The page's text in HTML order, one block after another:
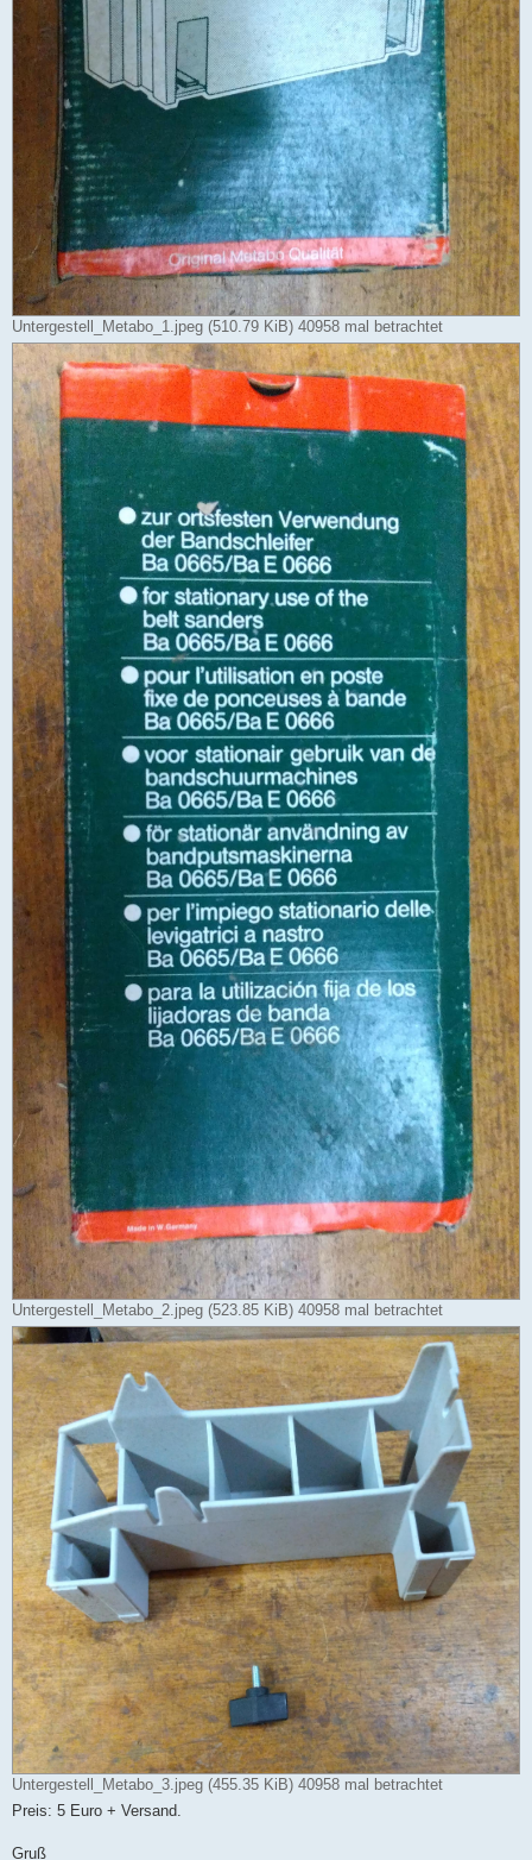
Untergestell_Metabo_1.jpeg (510.79 KiB) 40958 mal betrachtet
Untergestell_Metabo_2.jpeg (523.85 KiB) 40958 mal betrachtet
Untergestell_Metabo_3.jpeg (455.35 KiB) 40958 mal betrachtet
Preis: 5 Euro + Versand.
Gruß